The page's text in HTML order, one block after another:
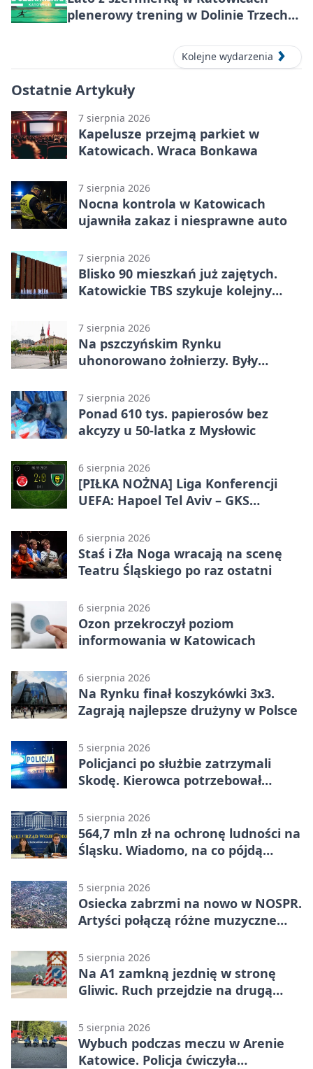
plenerowy trening w Dolinie Trzech
Kolejne wydarzenia
Ostatnie Artykuły
7 sierpnia 2026
Kapelusze przejmą parkiet w
Katowicach. Wraca Bonkawa
7 sierpnia 2026
Nocna kontrola w Katowicach
ujawniła zakaz i niesprawne auto
7 sierpnia 2026
Blisko 90 mieszkań już zajętych.
Katowickie TBS szykuje kolejny
7 sierpnia 2026
Na pszczyńskim Rynku
uhonorowano żołnierzy. Były
7 sierpnia 2026
Ponad 610 tys. papierosów bez
akcyzy u 50-latka z Mysłowic
6 sierpnia 2026
[PIŁKA NOŻNA] Liga Konferencji
UEFA: Hapoel Tel Aviv – GKS
rundy kwalifikacyjnej
6 sierpnia 2026
Staś i Zła Noga wracają na scenę
Teatru Śląskiego po raz ostatni
6 sierpnia 2026
Ozon przekroczył poziom
informowania w Katowicach
6 sierpnia 2026
Na Rynku finał koszykówki 3x3.
Zagrają najlepsze drużyny w Polsce
5 sierpnia 2026
Policjanci po służbie zatrzymali
Skodę. Kierowca potrzebował
5 sierpnia 2026
564,7 mln zł na ochronę ludności na
Śląsku. Wiadomo, na co pójdą
5 sierpnia 2026
Osiecka zabrzmi na nowo w NOSPR.
Artyści połączą różne muzyczne
5 sierpnia 2026
Na A1 zamkną jezdnię w stronę
Gliwic. Ruch przejdzie na drugą
5 sierpnia 2026
Wybuch podczas meczu w Arenie
Katowice. Policja ćwiczyła